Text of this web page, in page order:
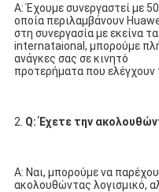
Α: Έχουμε συνεργαστεί με
οποία περιλαμβάνουν
στη συνεργασία με εκείνα
internataional, μπορούμε
ανάγκες σας σε κινητό
προτερήματα που ελέγχουν
2. Q: Έχετε την
Α: Ναι, μπορούμε να
ακολουθώντας λογισμικό,